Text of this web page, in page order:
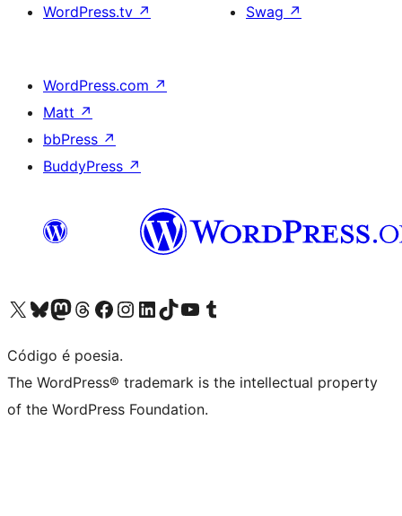
WordPress.tv ↗
Swag ↗
WordPress.com ↗
Matt ↗
bbPress ↗
BuddyPress ↗
Acessar nossa conta do X (antigo Twitter)
Acessar nossa conta do Bluesky
Acessar nossa conta do Mastodon
Acessar nossa conta do Threads
Acessar nossa página do Facebook
Acessar nossa conta do Instagram
Acessar nossa conta do LinkedIn
Acessar nossa conta do TikTok
Acessar nosso canal do YouTube
Acessar nossa conta no Tumblr
Código é poesia.
The WordPress® trademark is the intellectual property
of the WordPress Foundation.